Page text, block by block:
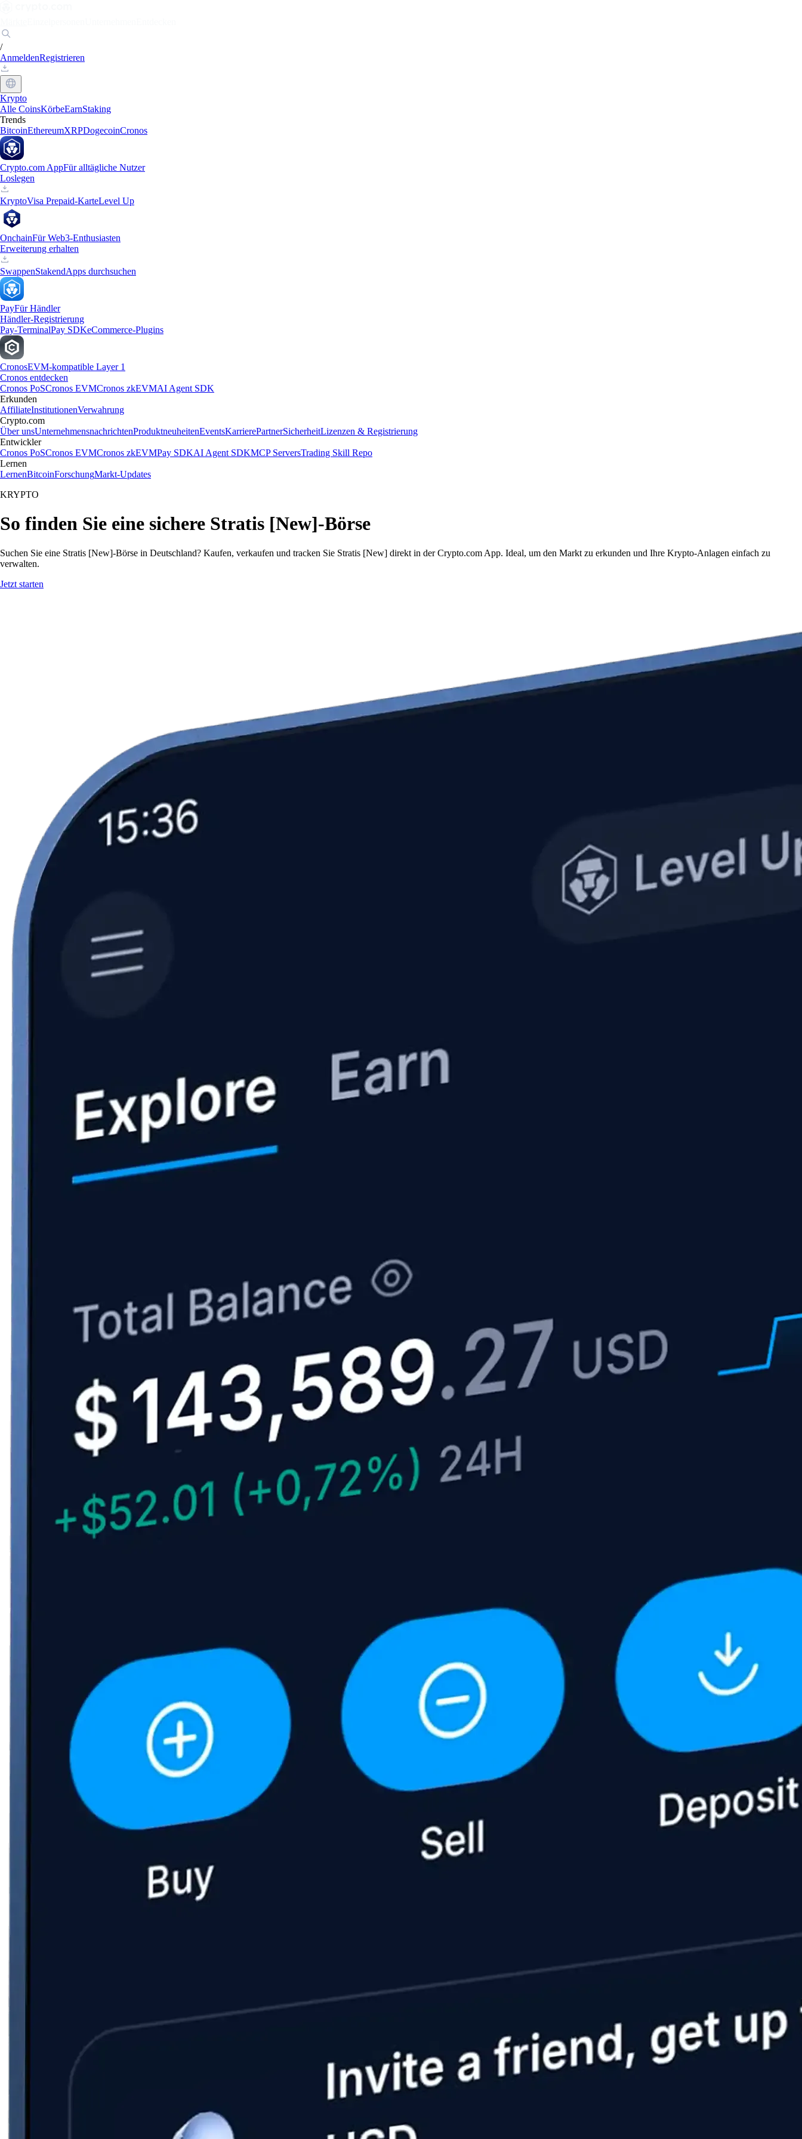
/
AnmeldenRegistrieren
Krypto
Alle CoinsKörbeEarnStaking
Trends
BitcoinEthereumXRPDogecoinCronos
Crypto.com AppFür alltägliche Nutzer
Loslegen
KryptoVisa Prepaid-KarteLevel Up
OnchainFür Web3-Enthusiasten
Erweiterung erhalten
SwappenStakendApps durchsuchen
PayFür Händler
Händler-Registrierung
Pay-TerminalPay SDKeCommerce-Plugins
CronosEVM-kompatible Layer 1
Cronos entdecken
Cronos PoSCronos EVMCronos zkEVMAI Agent SDK
Erkunden
AffiliateInstitutionenVerwahrung
Crypto.com
Über unsUnternehmensnachrichtenProduktneuheitenEventsKarrierePartnerSicherheitLizenzen & Registrierung
Entwickler
Cronos PoSCronos EVMCronos zkEVMPay SDKAI Agent SDKMCP ServersTrading Skill Repo
Lernen
LernenBitcoinForschungMarkt-Updates
KRYPTO
So finden Sie eine sichere Stratis [New]-Börse
Suchen Sie eine Stratis [New]-Börse in Deutschland? Kaufen, verkaufen und tracken Sie Stratis [New] direkt in der Crypto.com App. Ideal, um den Markt zu erkunden und Ihre Krypto-Anlagen einfach zu
verwalten.
Jetzt starten